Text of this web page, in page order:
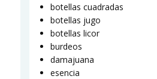
botellas cuadradas
botellas jugo
botellas licor
burdeos
damajuana
esencia